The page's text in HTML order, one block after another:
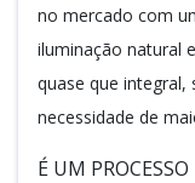
no mercado com
iluminação natural
quase que integral,
necessidade de
É UM